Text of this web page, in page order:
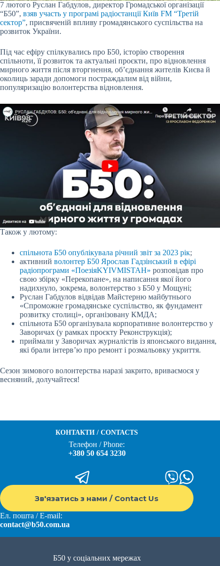
7 лютого Руслан Габдулов, директор Громадської організації
“Б50”, взяв участь у програмі радіостанції Київ FM “Третій
сектор”, присвяченій впливу громадянського суспільства на
розвиток України.
Під час ефіру спілкувались про Б50, історію створення
спільноти, її розвиток та актуальні проєкти, про відновлення
мирного життя після вторгнення, об’єднання жителів Києва й
околиць заради допомоги постраждалим від війни,
популяризацію волонтерства відновлення.
Також у лютому:
спільнота Б50 опублікувала річний звіт за 2023 рік;
активний волонтер Б50 Ярослав Гадзінський в ефірі
радіопрограми «ПоезіяKYIVMISTAH» розповідав про
свою збірку «Перекопане», на написання якої його
надихнуло, зокрема, волонтерство з Б50 у Мощуні;
Руслан Габдулов відвідав Майстерню майбутнього
«Спроможне громадянське суспільство, як фундамент
розвитку столиці», організовану КМДА;
спільнота Б50 організувала корпоративне волонтерство у
Заворичах (у рамках проєкту Реконструкція);
приймали у Заворичах журналістів із японського видання,
які брали інтерв’ю про ремонт і розмальовку укриття.
Сезон зимового волонтерства наразі закрито, вриваємося у
весняний, долучайтеся!
КОНТАКТИ / CONTACTS
Телефон / Phone:
+380 50 654 3230
Зв'язатись з нами / Contact Us
Ел. пошта / E-mail:
contact@b50.com.ua
Б50 у соціальних мережах